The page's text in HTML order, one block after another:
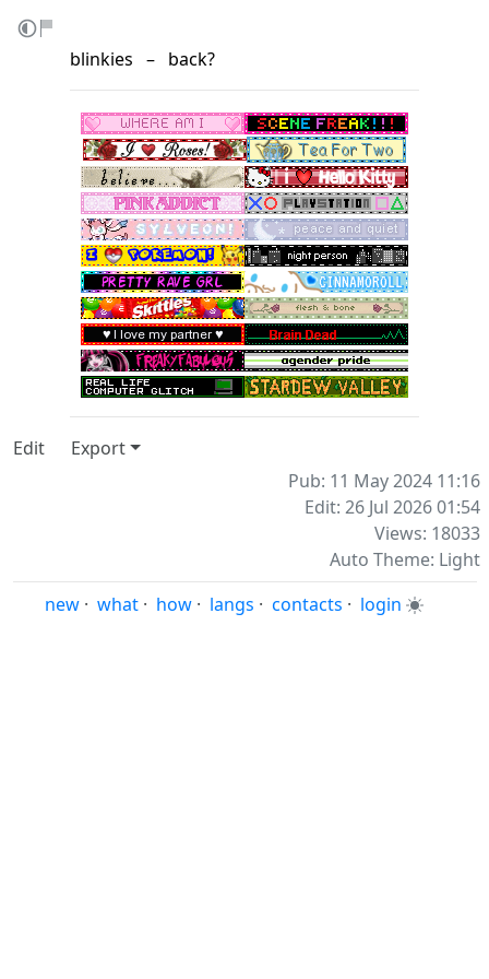
blinkies ‎ ‎ – ‎ ‎ back?
Edit
Export
Pub: 11 May 2024 11:16
Edit: 26 Jul 2026 01:54
Views: 18033
Auto Theme: Light
new · what · how · langs · contacts · login